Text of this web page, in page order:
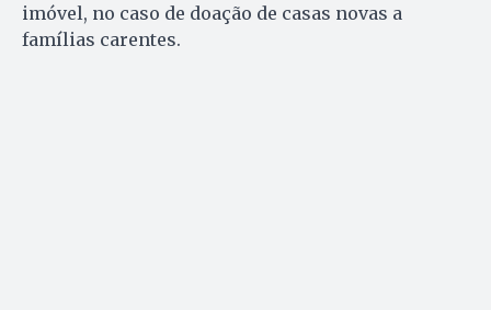
imóvel, no caso de doação de casas novas a
famílias carentes.